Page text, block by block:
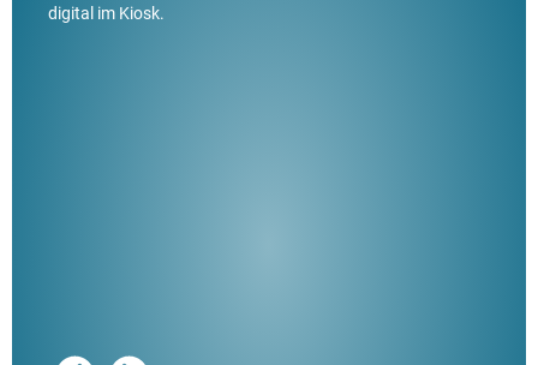
digital im Kiosk.